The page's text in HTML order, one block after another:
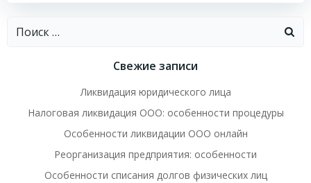
Найти:
Свежие записи
Ликвидация юридического лица
Налоговая ликвидация ООО: особенности процедуры
Особенности ликвидации ООО онлайн
Реорганизация предприятия: особенности
Особенности списания долгов физических лиц